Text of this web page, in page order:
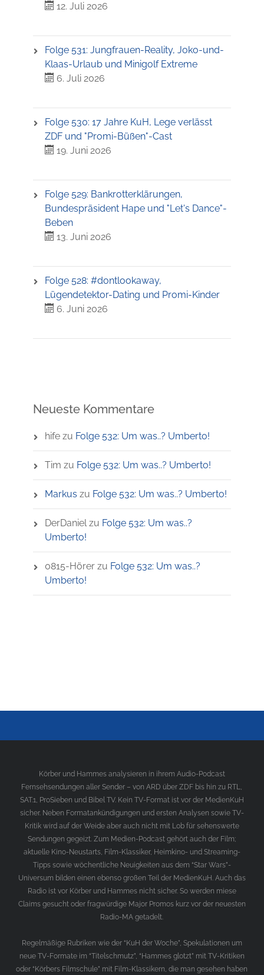
12. Juli 2026
Folge 531: Jungfrauen-Reality, Joko-und-
Klaas-Urlaub und Minigolf Extreme
6. Juli 2026
Folge 530: 17 Jahre KuH, Lege verlässt
ZDF und "Promi-Büßen"-Cast
19. Juni 2026
Folge 529: Bankrotterklärungen,
Bundespräsident Hape und "Let's Dance"-
Beben
13. Juni 2026
Folge 528: #dontlookaway,
Lügendetektor-Dating und Promi-Kinder
6. Juni 2026
Neueste Kommentare
hifezu Folge 532: Um was..? Umberto!
Tim zu Folge 532: Um was..? Umberto!
Markus zu Folge 532: Um was..? Umberto!
DerDanielzu Folge 532: Um was..?
Umberto!
0815-Hörerzu Folge 532: Um was..?
Umberto!
Körber und Hammes analysieren in ihrem Audio-Podcast
Fernsehsendungen aller Sender – von ARD über ZDF bis hin zu RTL,
SAT.1, ProSieben und Bibel TV. Kein TV-Format ist vor der MedienKuH
sicher. Neben Formatankündigungen und ersten Analysen sowie TV-
Kritik wird auf der Weide aber auch nicht mit Lob für sehenswerte
Sendungen gegeizt. Zum Medien-Podcast gehört auch der Film;
aktuelle Kino-Neustarts, Film-Klassiker, Heimkino- und Streaming-
Tipps sowie wöchentliche Neuigkeiten aus dem “Star Wars”-
Universum bilden einen ebenso großen Teil der MedienKuH. Auch das
Radio ist vor Körber und Hammes nicht sicher. So werden miese
Claims gesucht oder fragwürdige Major Promos kurz vor der neuesten
Radio-MA getadelt.
Regelmäßige Rubriken wie der “KuH der Woche”, Spekulationen um
neue TV-Formate im “Titelschmutz”, “Hammes glotzt” mit TV-Kritiken
oder “Körbers Filmschule” mit Film-Klassikern, die man gesehen haben